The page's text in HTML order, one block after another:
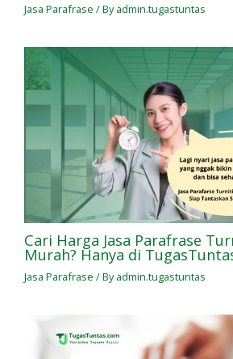
Jasa Parafrase / Byadmin.tugastuntas
Cari Harga Jasa Parafrase
Murah? Hanya di
Jasa Parafrase / Byadmin.tugastuntas